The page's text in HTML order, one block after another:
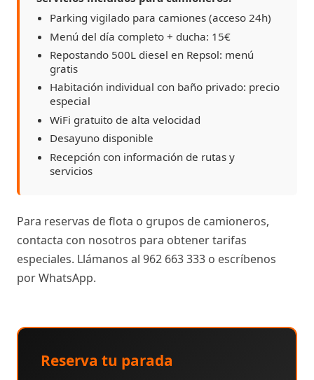
Parking vigilado para camiones (acceso 24h)
Menú del día completo + ducha: 15€
Repostando 500L diesel en Repsol: menú
gratis
Habitación individual con baño privado: precio
especial
WiFi gratuito de alta velocidad
Desayuno disponible
Recepción con información de rutas y
servicios
Para reservas de flota o grupos de camioneros,
contacta con nosotros para obtener tarifas
especiales. Llámanos al 962 663 333 o escríbenos
por WhatsApp.
Reserva tu parada